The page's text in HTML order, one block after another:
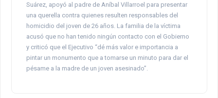
Suárez, apoyó al padre de Aníbal Villarroel para presentar
una querella contra quienes resulten responsables del
homicidio del joven de 26 años. La familia de la víctima
acusó que no han tenido ningún contacto con el Gobierno
y criticó que el Ejecutivo “dé más valor e importancia a
pintar un monumento que a tomarse un minuto para dar el
pésame a la madre de un joven asesinado”.